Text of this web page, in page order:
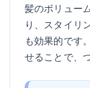
髪のボリュー
り、スタイリ
も効果的です
せることで、